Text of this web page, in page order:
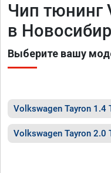
Чип тюнинг
в
Выберите вашу
Volkswagen Tayron 1.4
Volkswagen Tayron 2.0